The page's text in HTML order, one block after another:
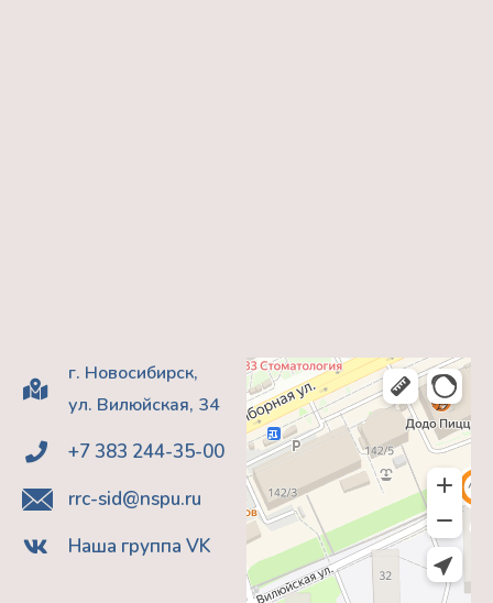
г. Новосибирск,
ул. Вилюйская, 34
+7 383 244-35-00
rrc-sid@nspu.ru
Наша группа VK